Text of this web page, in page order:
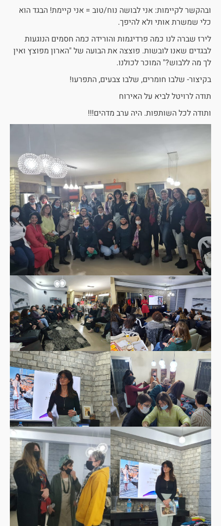
ובהקשר לקיימות: אני לבושה נוח/טוב = אני קיימת! הבגד הוא
כלי שמשרת אותי ולא להיפך.
לירז שברה לנו כמה פרדיגמות והורידה כמה חסמים הנוגעות
לבגדים שאנו לובשות. פוצצה את הבועה של "הארון מפוצץ ואין
לך מה ללבוש?" המוכר לכולנו.
בקיצור- שלבו חומרים, שלבו צבעים, התפרעו!
תודה לרויטל לביא על האירוח
ותודה לכל השותפות. היה ערב מדהים!!!